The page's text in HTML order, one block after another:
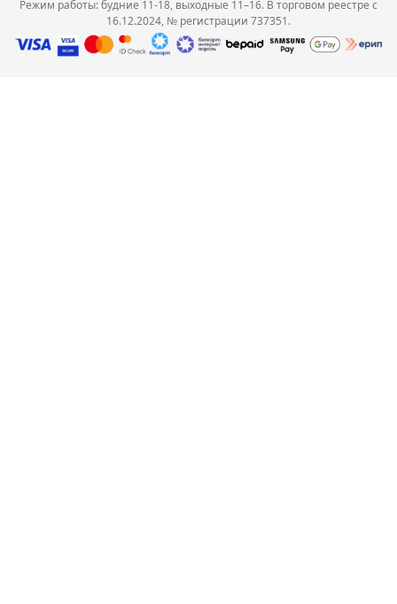
Режим работы: будние 11-18, выходные 11–16. В торговом реестре с
16.12.2024, № регистрации 737351.